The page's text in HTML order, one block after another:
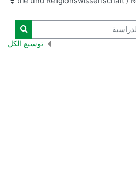
البحث
توسيع الكل